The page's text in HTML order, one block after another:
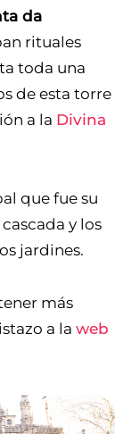
da
rituales
toda una
de esta torre
a la Divina
que fue su
y los
jardines.
más
a la web